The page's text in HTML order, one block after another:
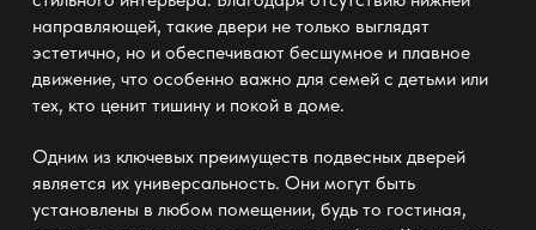
направляющей, такие двери не только выглядят
эстетично, но и обеспечивают бесшумное и плавное
движение, что особенно важно для семей с детьми или
тех, кто ценит тишину и покой в доме.
Одним из ключевых преимуществ подвесных дверей
является их универсальность. Они могут быть
установлены в любом помещении, будь то гостиная,